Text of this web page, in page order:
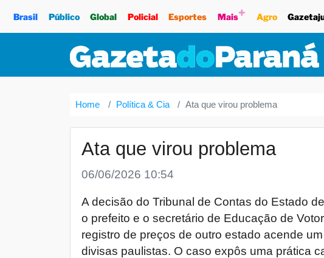
Brasil Público Global Policial Esportes Mais+ Agro
Home Política & Cia Ata que virou problema
Ata que virou problema
06/06/2026 10:54
A decisão do Tribunal de Contas do Estado
o prefeito e o secretário de Educação de
registro de preços de outro estado acende
divisas paulistas. O caso expôs uma prática